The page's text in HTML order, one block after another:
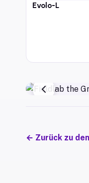
Evolo-L
← Zurück zu